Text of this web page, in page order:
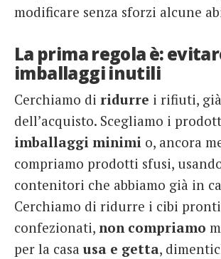
modificare senza sforzi alcune
La prima regola è:
imballaggi inutili
Cerchiamo di ridurre i rifiuti,
dell’acquisto. Scegliamo i
imballaggi minimi o, ancora
compriamo prodotti sfusi,
contenitori che abbiamo già in
Cerchiamo di ridurre i cibi
confezionati, non compriamo
per la casa usa e getta,